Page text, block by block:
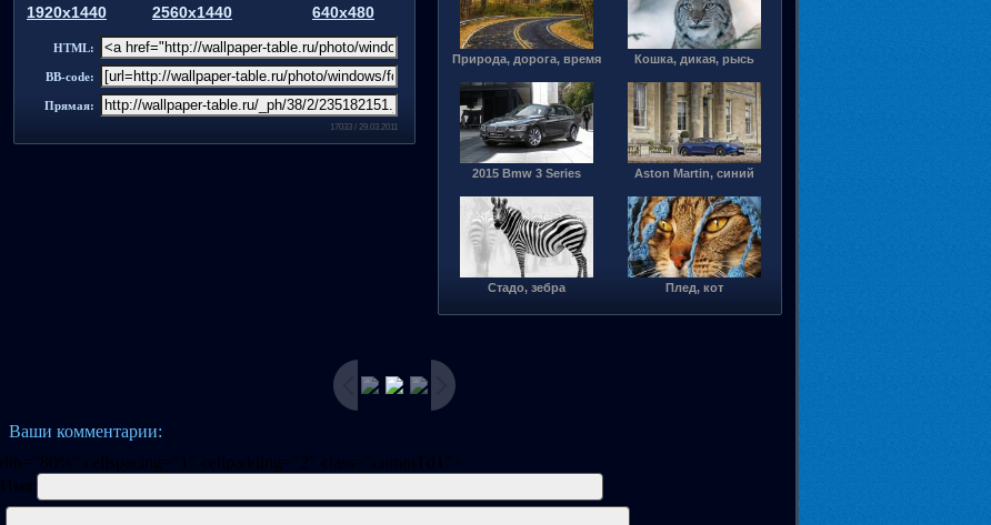
1920x1440
2560x1440
640x480
HTML:
BB-code:
Прямая:
17033 / 29.03.2011
Природа, дорога, время Кошка, дикая, рысь
2015 Bmw 3 Series Aston Martin, синий
Стадо, зебра Плед, кот
Ваши комментарии:
dth="80%" cellspacing="1" cellpadding="2" class="commTd1">
Имя: